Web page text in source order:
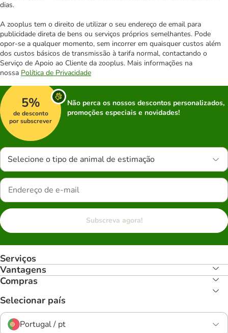
dias.
A zooplus tem o direito de utilizar o seu endereço de email para
publicidade direta de bens ou serviços próprios semelhantes. Pode
opor-se a qualquer momento, sem incorrer em quaisquer custos além
dos custos básicos de transmissão à tarifa normal, contactando o
Serviço de Apoio ao Cliente da zooplus. Mais informações na
nossa Política de Privacidade
5%
de desconto
por subscrever
Não perca os nossos descontos personalizados,
promoções especiais e novidades!
Selecione o tipo de animal de estimação
Subscreva agora!
Serviços
Vantagens
Compras
Selecionar país
Portugal / pt